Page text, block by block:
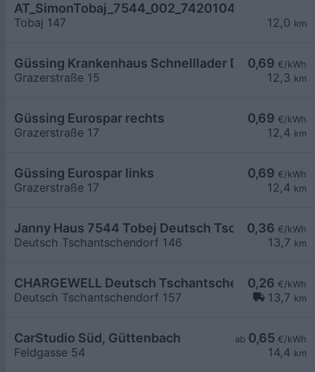
12,0 km
AT_SimonTobaj_7544_002_7420104458
Tobaj 147
0,69 €/kWh
12,3 km
Güssing Krankenhaus Schnelllader DC150kW
Grazerstraße 15
0,69 €/kWh
12,4 km
Güssing Eurospar rechts
Grazerstraße 17
0,69 €/kWh
12,4 km
Güssing Eurospar links
Grazerstraße 17
0,36 €/kWh
13,7 km
Janny Haus 7544 Tobej Deutsch
Deutsch Tschantschendorf 146
0,26 €/kWh
13,7 km
CHARGEWELL Deutsch Tschantschendorf 157
Deutsch Tschantschendorf 157
ab 0,65 €/kWh
14,4 km
CarStudio Süd, Güttenbach
Feldgasse 54